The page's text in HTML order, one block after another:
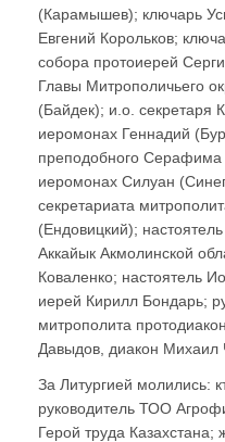
(Карамышев); ключарь
Евгений Корольков;
собора протоиерей
Главы Митрополичьего
(Байдек); и.о. секретаря
иеромонах Геннадий
преподобного Серафима
иеромонах Силуан
секретариата
(Ендовицкий);
Аккайык Акмолинской
Коваленко; настоятель
иерей Кирилл Бондарь;
митрополита
Давыдов, диакон Михаил
За Литургией молились:
руководитель ТОО
Герой труда Казахстана;